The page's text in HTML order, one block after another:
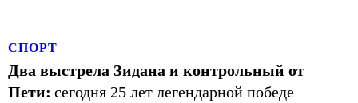
СПОРТ
Два выстрела Зидана и контрольный от
Пети: сегодня 25 лет легендарной победе